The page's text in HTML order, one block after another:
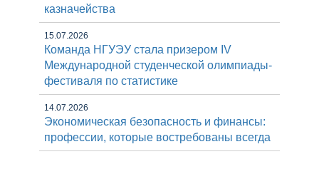
казначейства
15.07.2026
Команда НГУЭУ стала призером IV
Международной студенческой олимпиады-
фестиваля по статистике
14.07.2026
Экономическая безопасность и финансы:
профессии, которые востребованы всегда